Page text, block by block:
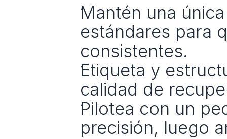
Mantén una
estándares para
consistentes.
Etiqueta y
calidad de
Pilotea con un
precisión, luego